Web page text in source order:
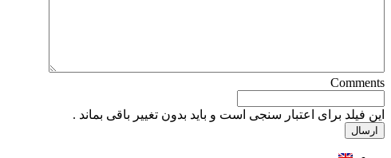
Comments
این فیلد برای اعتبار سنجی است و باید بدون تغییر باقی بماند .